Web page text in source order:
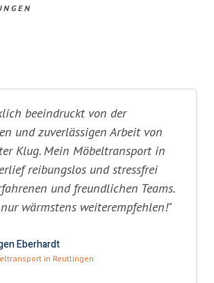
beeindruckt von der
und zuverlässigen Arbeit von
Klug. Mein Möbeltransport in
reibungslos und stressfrei
und freundlichen Teams.
wärmstens weiterempfehlen!"
Eberhardt
in Reutlingen